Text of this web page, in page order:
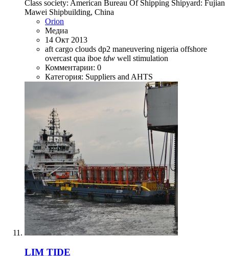
Class society: American Bureau Of Shipping Shipyard: Fujian
Mawei Shipbuilding, China
Orion
Медиа
14 Окт 2013
aft cargo clouds dp2 maneuvering nigeria offshore
overcast qua iboe tdw well stimulation
Комментарии: 0
Категория: Suppliers and AHTS
LIM TIDE